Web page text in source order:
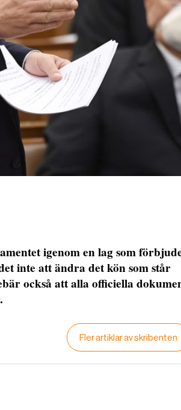
igenom en lag som
inte att ändra det kön som står
också att alla officiella
Fler artiklar av skribenten